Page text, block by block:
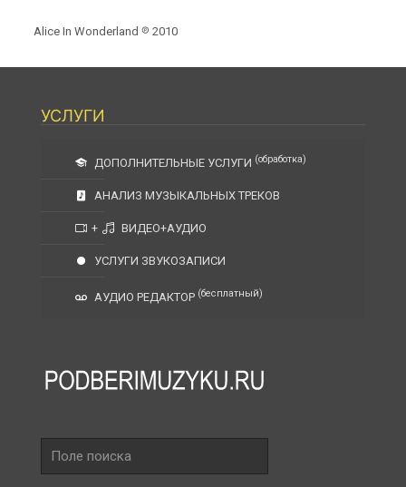
Alice In Wonderland ℗ 2010
УСЛУГИ
ДОПОЛНИТЕЛЬНЫЕ УСЛУГИ (обработка)
АНАЛИЗ МУЗЫКАЛЬНЫХ ТРЕКОВ
+ ВИДЕО+АУДИО
УСЛУГИ ЗВУКОЗАПИСИ
АУДИО РЕДАКТОР (бесплатный)
поиска